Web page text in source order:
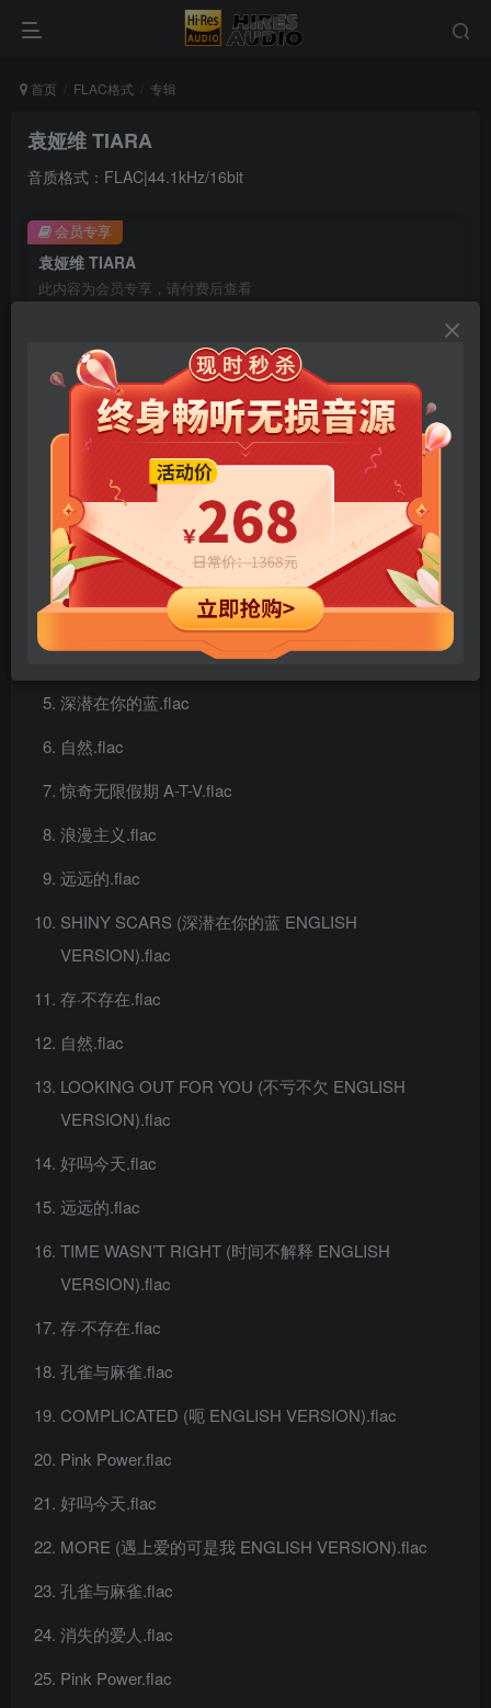
首页 FLAC格式 专辑
袁娅维 TIARA
音质格式：FLAC|44.1kHz/16bit
袁娅维 TIARA
此内容为会员专享，请付费后查看
9.9 99
年卡会员 免费 永久会员
立即购买
您当前未登录！建议登陆后购买，可保存购买订单
会员专享
Lucky Rain (feat. 王嘉尔).flac
别废话.flac
蒙古姑娘.flac
别废话.flac
深潜在你的蓝.flac
自然.flac
惊奇无限假期 A-T-V.flac
浪漫主义.flac
远远的.flac
SHINY SCARS (深潜在你的蓝 ENGLISH
VERSION).flac
存·不存在.flac
自然.flac
LOOKING OUT FOR YOU (不亏不欠 ENGLISH
VERSION).flac
好吗今天.flac
远远的.flac
TIME WASN’T RIGHT (时间不解释 ENGLISH
VERSION).flac
存·不存在.flac
孔雀与麻雀.flac
COMPLICATED (呃 ENGLISH VERSION).flac
Pink Power.flac
好吗今天.flac
MORE (遇上爱的可是我 ENGLISH VERSION).flac
孔雀与麻雀.flac
消失的爱人.flac
Pink Power.flac